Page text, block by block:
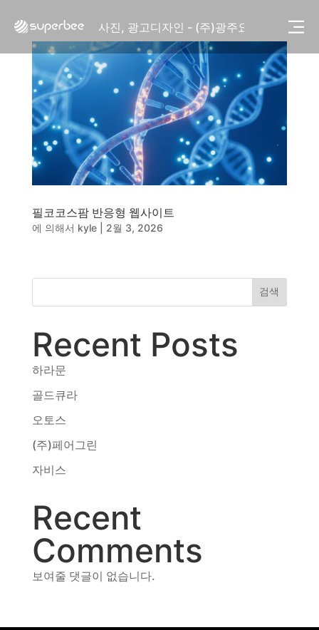
사진, 광고디자인 - (주)광주요
웹사이트 - (주)세스코
제품디자인 - 삼성전자㈜
동영상, CI - 카피어랜드㈜
동영상, 홈페이지 - (주)분독
동영상, 카탈로그 - 피자마루
웹사이트 - 백조씽크
사진, 광고디자인 - 중외제약
패키지, 디자인 - 고려은단
동영상 - (주)듀오백
동영상 - 모모스커피㈜
동영상 - 삼양홀딩스
사진, 광고디자인 - (주)광주요
동영상, CI - 카피어랜드㈜
동영상, 홈페이지 - (주)분독
동영상 - 킷캣
필코코스팜 반응형 웹사이트
에 의해서 kyle| 2월 3, 2026
검색
Recent Posts
하라문
골드큐라
오토스
(주)페어그린
자비스
Recent
Comments
보여줄 댓글이 없습니다.